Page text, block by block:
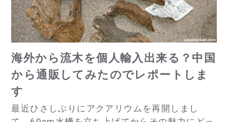
海外から流木を個人輸入出来る？中国
から通販してみたのでレポートしま
す
最近ひさしぶりにアクアリウムを再開しまし